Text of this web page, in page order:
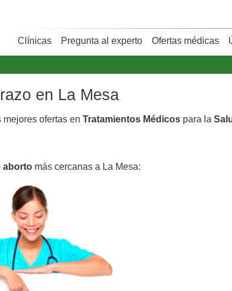
Clínicas Pregunta al experto Ofertas médicas
en La Mesa
mejores ofertas en Tratamientos Médicos para la
aborto más cercanas a La Mesa: